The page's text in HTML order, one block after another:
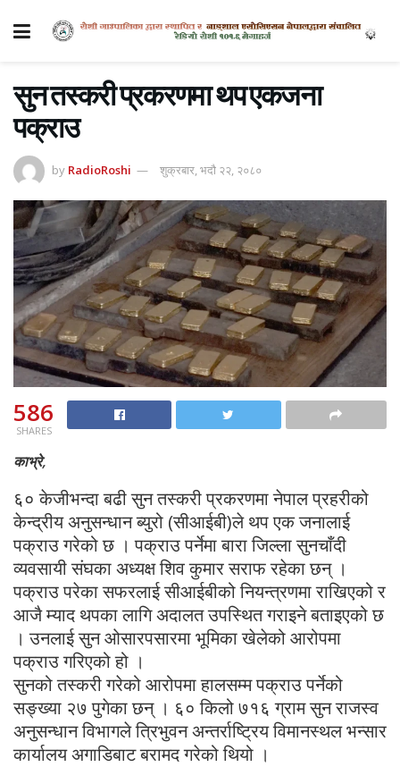
सुन तस्करी प्रकरणमा थप एकजना
पक्राउ
by RadioRoshi शुक्रबार, भदौ २२, २०८०
586
SHARES
काभ्रे,
६० केजीभन्दा बढी सुन तस्करी प्रकरणमा नेपाल प्रहरीको
केन्द्रीय अनुसन्धान ब्युरो (सीआईबी)ले थप एक जनालाई
पक्राउ गरेको छ । पक्राउ पर्नेमा बारा जिल्ला सुनचाँदी
व्यवसायी संघका अध्यक्ष शिव कुमार सराफ रहेका छन् ।
पक्राउ परेका सफरलाई सीआईबीको नियन्त्रणमा राखिएको र
आजै म्याद थपका लागि अदालत उपस्थित गराइने बताइएको छ
। उनलाई सुन ओसारपसारमा भूमिका खेलेको आरोपमा
पक्राउ गरिएको हो ।
सुनको तस्करी गरेको आरोपमा हालसम्म पक्राउ पर्नेको
सङ्ख्या २७ पुगेका छन् । ६० किलो ७१६ ग्राम सुन राजस्व
अनुसन्धान विभागले त्रिभुवन अन्तर्राष्ट्रिय विमानस्थल भन्सार
कार्यालय अगाडिबाट बरामद गरेको थियो ।